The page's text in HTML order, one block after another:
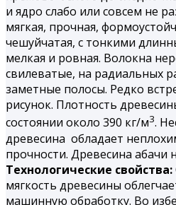
и ядро слабо или совсем не
мягкая, прочная,
чешуйчатая, с тонкими
мелкая и ровная. Волокна
свилеватые, на радиальных
заметные полосы. Редко
рисунок. Плотность
состоянии около 390 кг/м3.
древесина обладает
прочности. Древесина абачи
Технологические свойства:
мягкость древесины
машинную обработку. Во